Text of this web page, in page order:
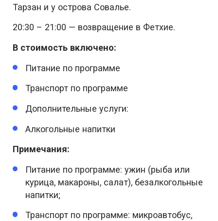
Тарзан и у острова Совалье.
20:30 – 21:00 — возвращение в Фетхие.
В стоимость включено:
Питание по программе
Транспорт по программе
Дополнительные услуги:
Алкогольные напитки
Примечания:
Питание по программе: ужин (рыба или
курица, макароны, салат), безалкогольные
напитки;
Транспорт по программе: микроавтобус,